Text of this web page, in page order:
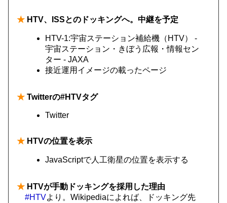
★ HTV、ISSとのドッキングへ。中継を予定
HTV-1:宇宙ステーション補給機（HTV） -
宇宙ステーション・きぼう広報・情報セン
ター - JAXA
接近運用イメージの載ったページ
★ Twitterの#HTVタグ
Twitter
★ HTVの位置を表示
JavaScriptで人工衛星の位置を表示する
★ HTVが手動ドッキングを採用した理由
#HTVより。Wikipediaによれば、ドッキング先